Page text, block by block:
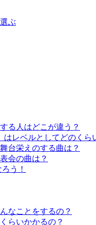
ぶ
る人はどこが違う？
はレベルとしてどのくら
台栄えのする曲は？
会の曲は？
う！
なことをするの？
らいかかるの？